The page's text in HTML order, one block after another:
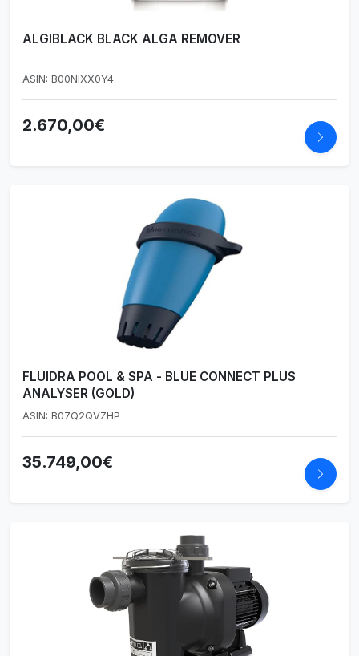
ALGIBLACK BLACK ALGA REMOVER
ASIN: B00NIXX0Y4
2.670,00€
FLUIDRA POOL & SPA - BLUE CONNECT PLUS
ANALYSER (GOLD)
ASIN: B07Q2QVZHP
35.749,00€